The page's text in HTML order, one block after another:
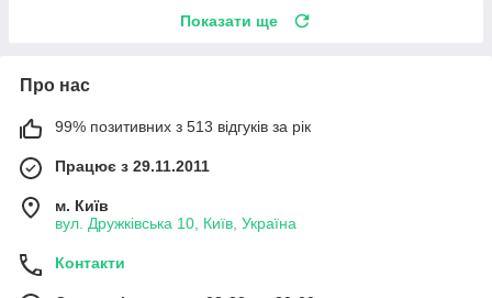
Показати ще
Про нас
99% позитивних з 513 відгуків за рік
Працює з 29.11.2011
м. Київ
вул. Дружківська 10, Київ, Україна
Контакти